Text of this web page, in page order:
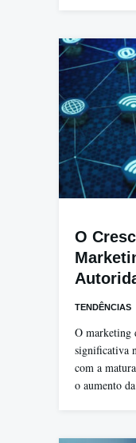
O
TENDÊNCIAS
O marketing
significativa
com a
o aumento